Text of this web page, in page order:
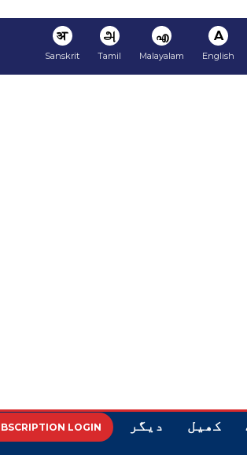
A
English
എ
Malayalam
அ
Tamil
अ
Sanskrit
کھیل دیگر LOGIN